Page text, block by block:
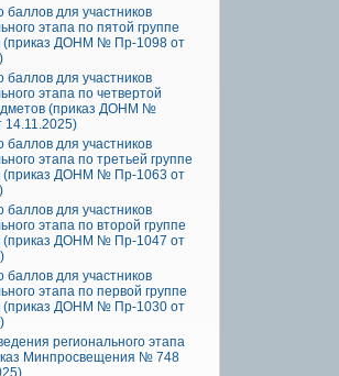
баллов для участников
этапа по пятой группе
(приказ ДОНМ № Пр-1098 от
баллов для участников
этапа по четвертой
(приказ ДОНМ №
14.11.2025)
баллов для участников
этапа по третьей группе
(приказ ДОНМ № Пр-1063 от
баллов для участников
этапа по второй группе
(приказ ДОНМ № Пр-1047 от
баллов для участников
этапа по первой группе
(приказ ДОНМ № Пр-1030 от
регионального этапа
Минпросвещения № 748